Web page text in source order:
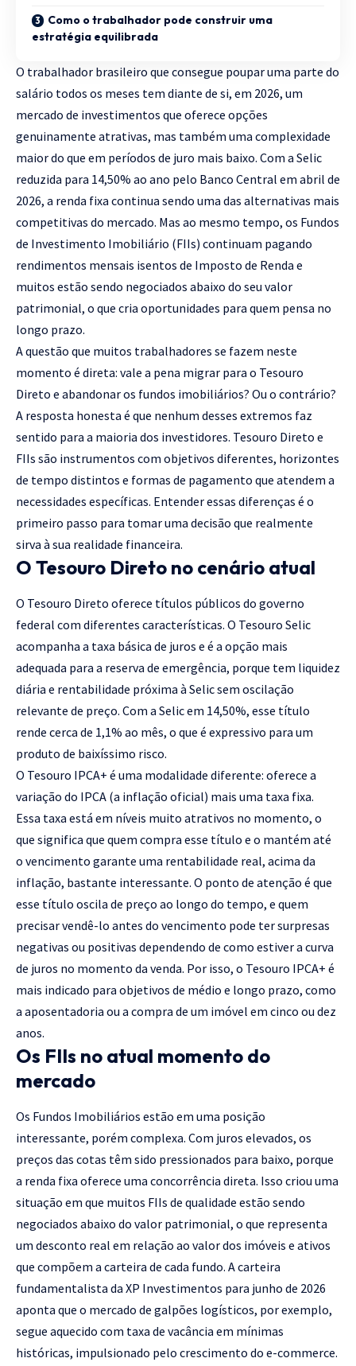
Como o trabalhador pode construir uma
estratégia equilibrada
O trabalhador brasileiro que consegue poupar uma parte do
salário todos os meses tem diante de si, em 2026, um
mercado de investimentos que oferece opções
genuinamente atrativas, mas também uma complexidade
maior do que em períodos de juro mais baixo. Com a Selic
reduzida para 14,50% ao ano pelo Banco Central em abril de
2026, a renda fixa continua sendo uma das alternativas mais
competitivas do mercado. Mas ao mesmo tempo, os Fundos
de Investimento Imobiliário (FIIs) continuam pagando
rendimentos mensais isentos de Imposto de Renda e
muitos estão sendo negociados abaixo do seu valor
patrimonial, o que cria oportunidades para quem pensa no
longo prazo.
A questão que muitos trabalhadores se fazem neste
momento é direta: vale a pena migrar para o Tesouro
Direto e abandonar os fundos imobiliários? Ou o contrário?
A resposta honesta é que nenhum desses extremos faz
sentido para a maioria dos investidores. Tesouro Direto e
FIIs são instrumentos com objetivos diferentes, horizontes
de tempo distintos e formas de pagamento que atendem a
necessidades específicas. Entender essas diferenças é o
primeiro passo para tomar uma decisão que realmente
sirva à sua realidade financeira.
O Tesouro Direto no cenário atual
O Tesouro Direto oferece títulos públicos do governo
federal com diferentes características. O Tesouro Selic
acompanha a taxa básica de juros e é a opção mais
adequada para a reserva de emergência, porque tem liquidez
diária e rentabilidade próxima à Selic sem oscilação
relevante de preço. Com a Selic em 14,50%, esse título
rende cerca de 1,1% ao mês, o que é expressivo para um
produto de baixíssimo risco.
O Tesouro IPCA+ é uma modalidade diferente: oferece a
variação do IPCA (a inflação oficial) mais uma taxa fixa.
Essa taxa está em níveis muito atrativos no momento, o
que significa que quem compra esse título e o mantém até
o vencimento garante uma rentabilidade real, acima da
inflação, bastante interessante. O ponto de atenção é que
esse título oscila de preço ao longo do tempo, e quem
precisar vendê-lo antes do vencimento pode ter surpresas
negativas ou positivas dependendo de como estiver a curva
de juros no momento da venda. Por isso, o Tesouro IPCA+ é
mais indicado para objetivos de médio e longo prazo, como
a aposentadoria ou a compra de um imóvel em cinco ou dez
anos.
Os FIIs no atual momento do
mercado
Os Fundos Imobiliários estão em uma posição
interessante, porém complexa. Com juros elevados, os
preços das cotas têm sido pressionados para baixo, porque
a renda fixa oferece uma concorrência direta. Isso criou uma
situação em que muitos FIIs de qualidade estão sendo
negociados abaixo do valor patrimonial, o que representa
um desconto real em relação ao valor dos imóveis e ativos
que compõem a carteira de cada fundo. A carteira
fundamentalista da XP Investimentos para junho de 2026
aponta que o mercado de galpões logísticos, por exemplo,
segue aquecido com taxa de vacância em mínimas
históricas, impulsionado pelo crescimento do e-commerce.